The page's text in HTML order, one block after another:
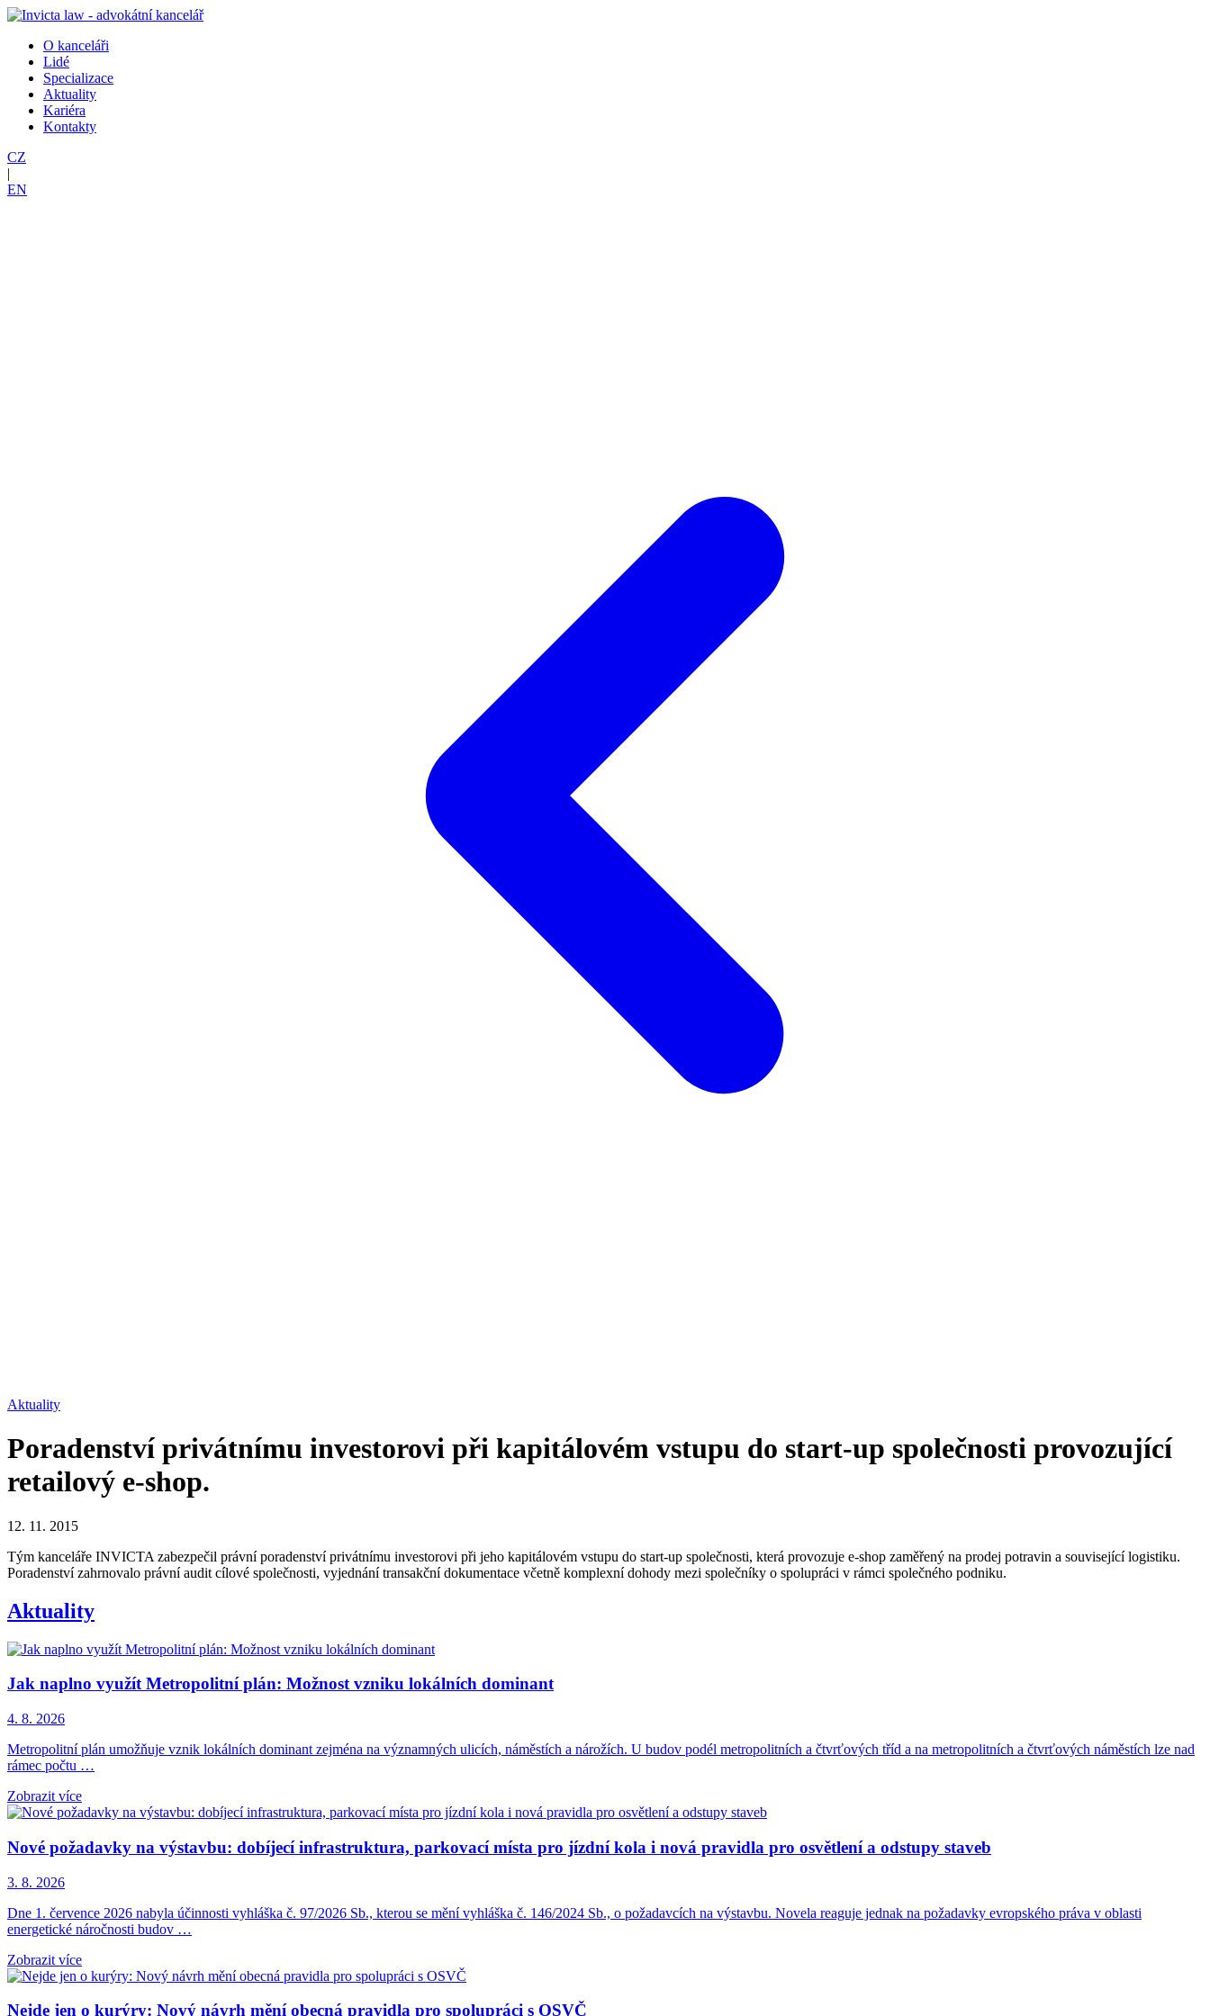
O kanceláři
Lidé
Specializace
Aktuality
Kariéra
Kontakty
CZ
|
EN
Aktuality
Poradenství privátnímu investorovi při kapitálovém vstupu do start-up společnosti provozující
retailový e-shop.
12. 11. 2015
Tým kanceláře INVICTA zabezpečil právní poradenství privátnímu investorovi při jeho kapitálovém vstupu do start-up společnosti, která provozuje e-shop zaměřený na prodej potravin a související logistiku.
Poradenství zahrnovalo právní audit cílové společnosti, vyjednání transakční dokumentace včetně komplexní dohody mezi společníky o spolupráci v rámci společného podniku.
Aktuality
Jak naplno využít Metropolitní plán: Možnost vzniku lokálních dominant
4. 8. 2026
Metropolitní plán umožňuje vznik lokálních dominant zejména na významných ulicích, náměstích a nárožích. U budov podél metropolitních a čtvrťových tříd a na metropolitních a čtvrťových náměstích lze nad
rámec počtu …
Zobrazit více
Nové požadavky na výstavbu: dobíjecí infrastruktura, parkovací místa pro jízdní kola i nová pravidla pro osvětlení a odstupy staveb
3. 8. 2026
Dne 1. července 2026 nabyla účinnosti vyhláška č. 97/2026 Sb., kterou se mění vyhláška č. 146/2024 Sb., o požadavcích na výstavbu. Novela reaguje jednak na požadavky evropského práva v oblasti
energetické náročnosti budov …
Zobrazit více
Nejde jen o kurýry: Nový návrh mění obecná pravidla pro spolupráci s OSVČ